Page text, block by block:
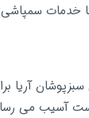
خدمات
آریا
آسیب می